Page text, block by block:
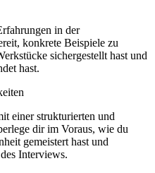
in der
konkrete Beispiele zu
sichergestellt hast und
hast.
einer strukturierten und
dir im Voraus, wie du
gemeistert hast und
Interviews.